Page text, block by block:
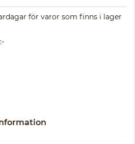
för varor som finns i lager